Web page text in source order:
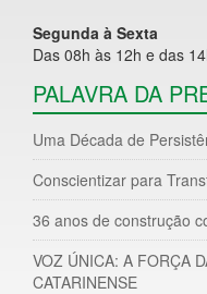
Segunda à Sexta
Das 08h às 12h e das
PALAVRA DA
Uma Década de
Conscientizar para
36 anos de construção
VOZ ÚNICA: A FORÇA
CATARINENSE